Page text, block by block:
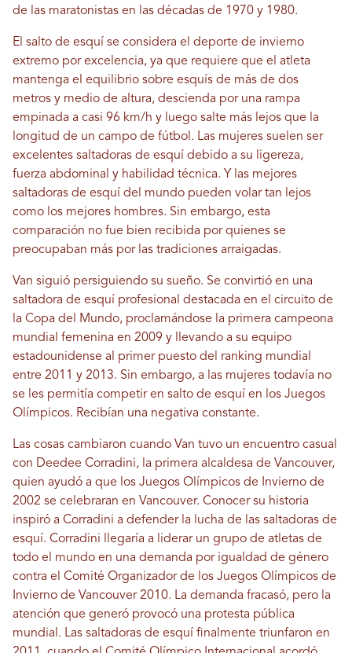
de las maratonistas en las décadas de 1970 y 1980.
El salto de esquí se considera el deporte de invierno
extremo por excelencia, ya que requiere que el atleta
mantenga el equilibrio sobre esquís de más de dos
metros y medio de altura, descienda por una rampa
empinada a casi 96 km/h y luego salte más lejos que la
longitud de un campo de fútbol. Las mujeres suelen ser
excelentes saltadoras de esquí debido a su ligereza,
fuerza abdominal y habilidad técnica. Y las mejores
saltadoras de esquí del mundo pueden volar tan lejos
como los mejores hombres. Sin embargo, esta
comparación no fue bien recibida por quienes se
preocupaban más por las tradiciones arraigadas.
Van siguió persiguiendo su sueño. Se convirtió en una
saltadora de esquí profesional destacada en el circuito de
la Copa del Mundo, proclamándose la primera campeona
mundial femenina en 2009 y llevando a su equipo
estadounidense al primer puesto del ranking mundial
entre 2011 y 2013. Sin embargo, a las mujeres todavía no
se les permitía competir en salto de esquí en los Juegos
Olímpicos. Recibían una negativa constante.
Las cosas cambiaron cuando Van tuvo un encuentro casual
con Deedee Corradini, la primera alcaldesa de Vancouver,
quien ayudó a que los Juegos Olímpicos de Invierno de
2002 se celebraran en Vancouver. Conocer su historia
inspiró a Corradini a defender la lucha de las saltadoras de
esquí. Corradini llegaría a liderar un grupo de atletas de
todo el mundo en una demanda por igualdad de género
contra el Comité Organizador de los Juegos Olímpicos de
Invierno de Vancouver 2010. La demanda fracasó, pero la
atención que generó provocó una protesta pública
mundial. Las saltadoras de esquí finalmente triunfaron en